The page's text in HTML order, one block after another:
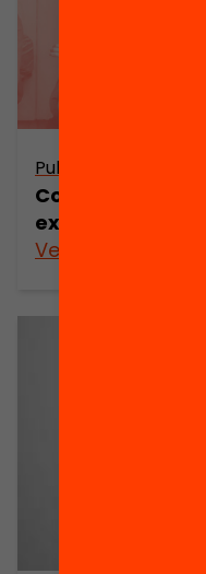
Publicació
Com les notes
expectatives
Veure’n més